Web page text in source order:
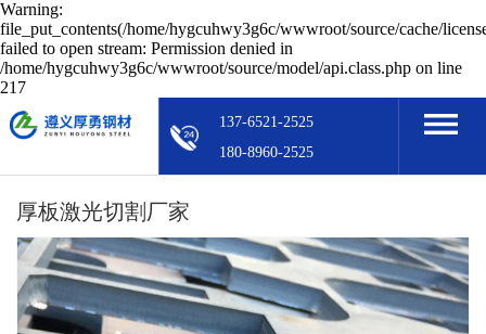
Warning:
file_put_contents(/home/hygcuhwy3g6c/wwwroot/source/cache/
failed to open stream: Permission denied in
/home/hygcuhwy3g6c/wwwroot/source/model/api.class.php on line
217
137-6521-2525
180-8960-2525
厚板激光切割厂家